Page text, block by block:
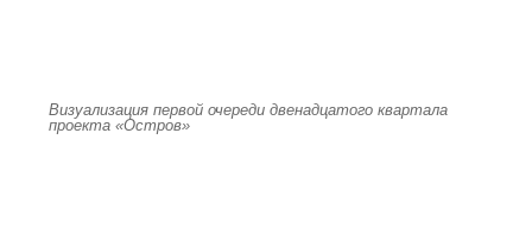
Визуализация первой очереди двенадцатого квартала
проекта «Остров»